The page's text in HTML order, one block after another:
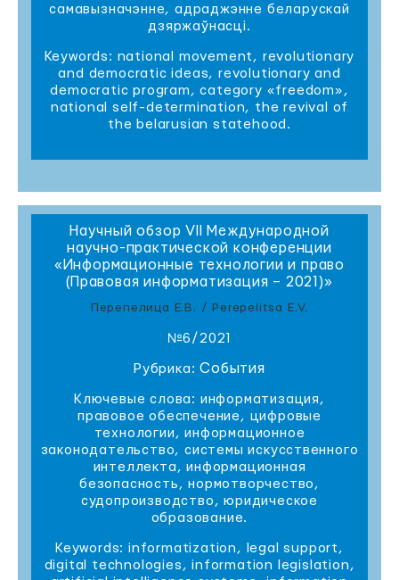
самавызначэнне, адраджэнне беларускай
дзяржаўнасці.
Keywords: national movement, revolutionary
and democratic ideas, revolutionary and
democratic program, category «freedom»,
national self-determination, the revival of
the belarusian statehood.
Научный обзор VII Международной
научно-практической конференции
«Информационные технологии и право
(Правовая информатизация – 2021)»
Перепелица Е.В. / Perepelitsa E.V.
№6/2021
Рубрика:События
Ключевые слова: информатизация,
правовое обеспечение, цифровые
технологии, информационное
законодательство, системы искусственного
интеллекта, информационная
безопасность, нормотворчество,
судопроизводство, юридическое
образование.
Keywords: informatization, legal support,
digital technologies, information legislation,